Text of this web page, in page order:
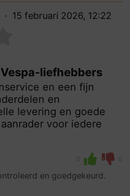
15 februari 2026, 12:22
liefhebbers
en een fijn
en
levering en goede
voor iedere
0 0
en goedgekeurd.